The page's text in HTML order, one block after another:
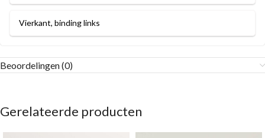
Vierkant, binding links
Beoordelingen (0)
Gerelateerde producten